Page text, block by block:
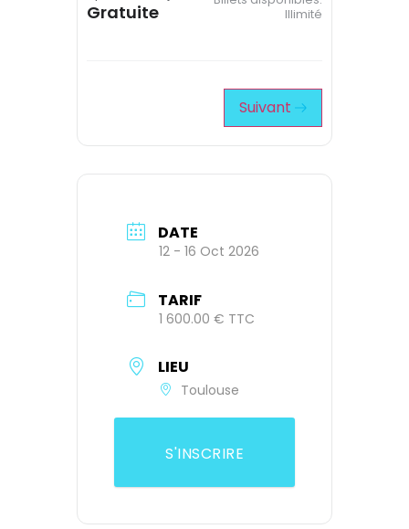
Gratuite
Illimité
Suivant
DATE
12 - 16 Oct 2026
TARIF
1 600.00 € TTC
LIEU
Toulouse
S'INSCRIRE